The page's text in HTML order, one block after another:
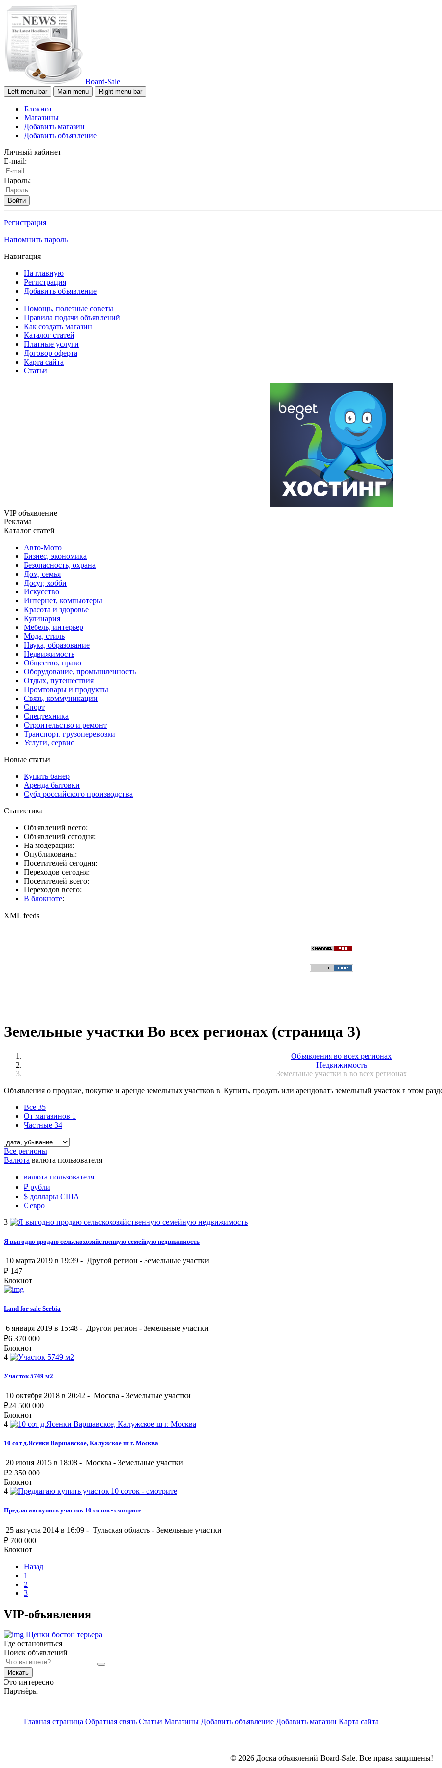
Board-Sale
Left menu bar Main menu Right menu bar
Блокнот
Магазины
Добавить магазин
Добавить объявление
Личный кабинет
E-mail:
Пароль:
Войти
Регистрация
Напомнить пароль
Навигация
На главную
Регистрация
Добавить объявление
Помощь, полезные советы
Правила подачи объявлений
Как создать магазин
Каталог статей
Платные услуги
Договор оферта
Карта сайта
Статьи
VIP объявление
Реклама
Каталог статей
Авто-Мото
Бизнес, экономика
Безопасность, охрана
Дом, семья
Досуг, хобби
Искусство
Интернет, компьютеры
Красота и здоровье
Кулинария
Мебель, интерьер
Мода, стиль
Наука, образование
Недвижимость
Общество, право
Оборудование, промышленность
Отдых, путешествия
Промтовары и продукты
Связь, коммуникации
Спорт
Спецтехника
Строительство и ремонт
Транспорт, грузоперевозки
Услуги, сервис
Новые статьи
Купить банер
Аренда бытовки
Субд российского производства
Статистика
Объявлений всего:
Объявлений сегодня:
На модерации:
Опубликованы:
Посетителей сегодня:
Переходов сегодня:
Посетителей всего:
Переходов всего:
В блокноте:
XML feeds
Земельные участки Во всех регионах (страница 3)
Объявления во всех регионах
Недвижимость
Земельные участки в во всех регионах
Объявления о продаже, покупке и аренде земельных участков в. Купить, продать или арендовать земельный участок в этом
Все 35
От магазинов 1
Частные 34
Все регионы
Валюта валюта пользователя
валюта пользователя
₽ рубли
$ доллары США
€ евро
3
Я выгодно продаю сельскохозяйственную семейную недвижимость
10 марта 2019 в 19:39 - Другой регион - Земельные участки
₽ 147
Блокнот
Land for sale Serbia
6 января 2019 в 15:48 - Другой регион - Земельные участки
₽6 370 000
Блокнот
4
Участок 5749 м2
10 октября 2018 в 20:42 - Москва - Земельные участки
₽24 500 000
Блокнот
4
10 сот д.Ясенки Варшавское, Калужское ш г. Москва
20 июня 2015 в 18:08 - Москва - Земельные участки
₽2 350 000
Блокнот
4
Предлагаю купить участок 10 соток - смотрите
25 августа 2014 в 16:09 - Тульская область - Земельные участки
₽ 700 000
Блокнот
Назад
1
2
3
VIP-объявления
Щенки бостон терьера
Где остановиться
Поиск объявлений
Искать
Это интересно
Партнёры
Главная страница Обратная связь Статьи Магазины Добавить объявление Добавить магазин Карта сайта
© 2026 Доска объявлений Board-Sale. Все права защищены!